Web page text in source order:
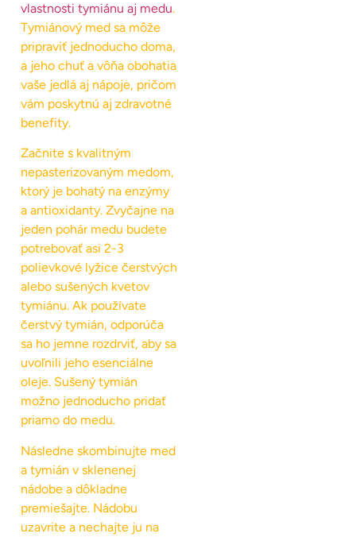
vlastnosti tymiánu aj medu.
Tymiánový med sa môže
pripraviť jednoducho doma,
a jeho chuť a vôňa obohatia
vaše jedlá aj nápoje, pričom
vám poskytnú aj zdravotné
benefity.
Začnite s kvalitným
nepasterizovaným medom,
ktorý je bohatý na enzýmy
a antioxidanty. Zvyčajne na
jeden pohár medu budete
potrebovať asi 2-3
polievkové lyžice čerstvých
alebo sušených kvetov
tymiánu. Ak používate
čerstvý tymián, odporúča
sa ho jemne rozdrviť, aby sa
uvoľnili jeho esenciálne
oleje. Sušený tymián
možno jednoducho pridať
priamo do medu.
Následne skombinujte med
a tymián v sklenenej
nádobe a dôkladne
premiešajte. Nádobu
uzavrite a nechajte ju na